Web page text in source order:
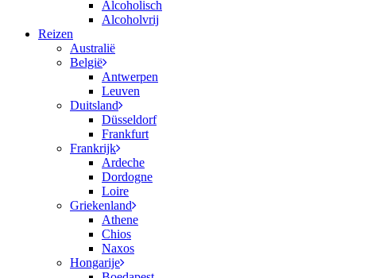
Alcoholisch
Alcoholvrij
Reizen
Australië
België
Antwerpen
Leuven
Duitsland
Düsseldorf
Frankfurt
Frankrijk
Ardeche
Dordogne
Loire
Griekenland
Athene
Chios
Naxos
Hongarije